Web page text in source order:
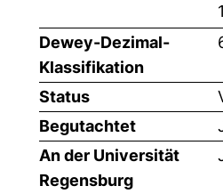
Dewey-Dezimal-
Klassifikation
Status
Begutachtet
An der Universität
Regensburg